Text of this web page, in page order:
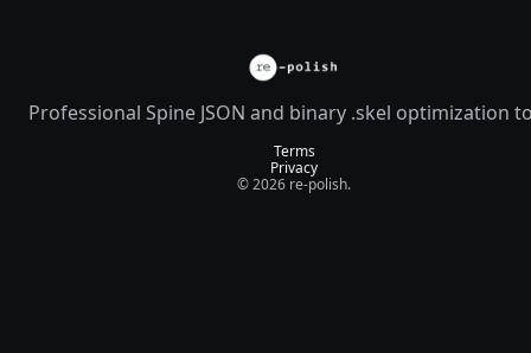
Professional Spine JSON and binary .skel optimization
© 2026 re-polish.
Privacy
Terms